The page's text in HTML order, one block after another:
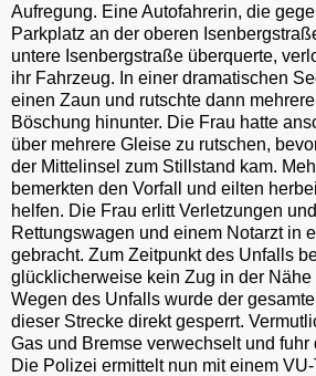
Aufregung. Eine Autofahrerin, die
Parkplatz an der oberen
untere Isenbergstraße überquerte,
ihr Fahrzeug. In einer dramatischen
einen Zaun und rutschte dann
Böschung hinunter. Die Frau hatte
über mehrere Gleise zu rutschen,
der Mittelinsel zum Stillstand kam.
bemerkten den Vorfall und eilten
helfen. Die Frau erlitt Verletzungen
Rettungswagen und einem Notarzt in
gebracht. Zum Zeitpunkt des Unfalls
glücklicherweise kein Zug in der
Wegen des Unfalls wurde der
dieser Strecke direkt gesperrt.
Gas und Bremse verwechselt und fuhr
Die Polizei ermittelt nun mit einem VU-